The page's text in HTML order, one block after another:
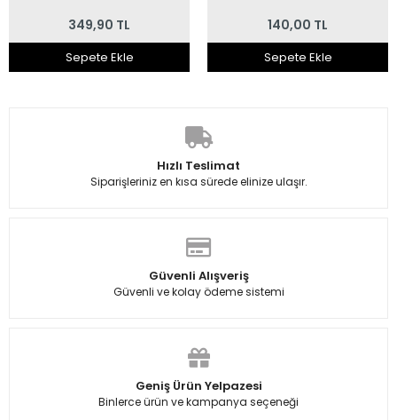
349,90 TL
Sepete Ekle
140,00 TL
Sepete Ekle
Hızlı Teslimat
Siparişleriniz en kısa sürede elinize ulaşır.
Güvenli Alışveriş
Güvenli ve kolay ödeme sistemi
Geniş Ürün Yelpazesi
Binlerce ürün ve kampanya seçeneği